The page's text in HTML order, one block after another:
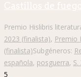
Castillos de
Premio Hislibris
2023 (finalista), Premio
(finalista)Subgéneros:
española, posguerra, S.
5